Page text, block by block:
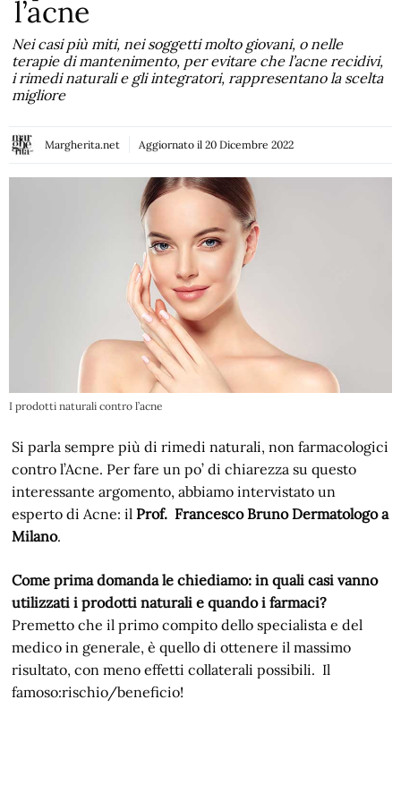
l’acne
Nei casi più miti, nei soggetti molto giovani, o nelle
terapie di mantenimento, per evitare che l’acne recidivi,
i rimedi naturali e gli integratori, rappresentano la scelta
migliore
Margherita.net Aggiornato il 20 Dicembre 2022
I prodotti naturali contro l’acne
Si parla sempre più di rimedi naturali, non farmacologici
contro l’Acne. Per fare un po’ di chiarezza su questo
interessante argomento, abbiamo intervistato un
esperto di Acne: ilProf. Francesco Bruno Dermatologo a
Milano.
Come prima domanda le chiediamo: in quali casi vanno
utilizzati i prodotti naturali e quando i farmaci?
Premetto che il primo compito dello specialista e del
medico in generale, è quello di ottenere il massimo
risultato, con meno effetti collaterali possibili. Il
famoso:rischio/beneficio!